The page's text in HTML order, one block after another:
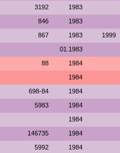
3192 1983
846 1983
867 1983 1999
01.1983
88 1984
1984
698-84 1984
5983 1984
1984
146735 1984
5992 1984